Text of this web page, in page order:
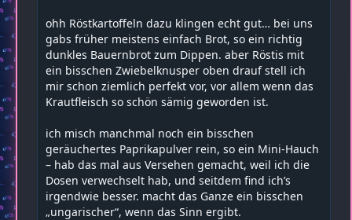
ohh Röstkartoffeln dazu klingen echt gut… bei uns
gabs früher meistens einfach Brot, so ein richtig
dunkles Bauernbrot zum Dippen. aber Röstis mit
ein bisschen Zwiebelknusper oben drauf stell ich
mir schon ziemlich perfekt vor, vor allem wenn das
Krautfleisch so schön sämig geworden ist.
ich misch manchmal noch ein bisschen
geräuchertes Paprikapulver rein, so ein Mini-Hauch
– hab das mal aus Versehen gemacht, weil ich die
Dosen verwechselt hab, und seitdem find ich’s
irgendwie besser. macht das Ganze ein bisschen
„ungarischer“, wenn das Sinn ergibt.